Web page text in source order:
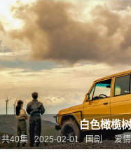
白色橄榄树
共40集 2025-02-01 国剧 爱